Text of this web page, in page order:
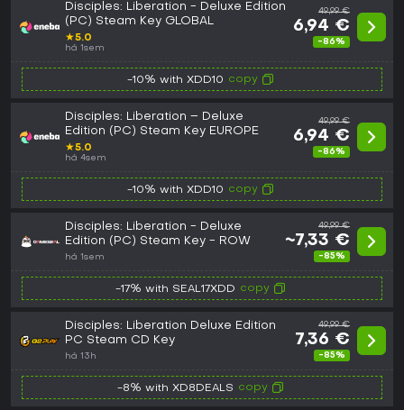
Disciples: Liberation - Deluxe Edition
(PC) Steam Key GLOBAL
★5.0
há 1sem
49,99 €
6,94 €
-86%
-10% with XDD10 copy
Disciples: Liberation – Deluxe
Edition (PC) Steam Key EUROPE
★5.0
há 4sem
49,99 €
6,94 €
-86%
-10% with XDD10 copy
Disciples: Liberation - Deluxe
Edition (PC) Steam Key - ROW
há 1sem
49,99 €
~7,33 €
-85%
-17% with SEAL17XDD copy
Disciples: Liberation Deluxe Edition
PC Steam CD Key
há 13h
49,99 €
7,36 €
-85%
-8% with XD8DEALS copy